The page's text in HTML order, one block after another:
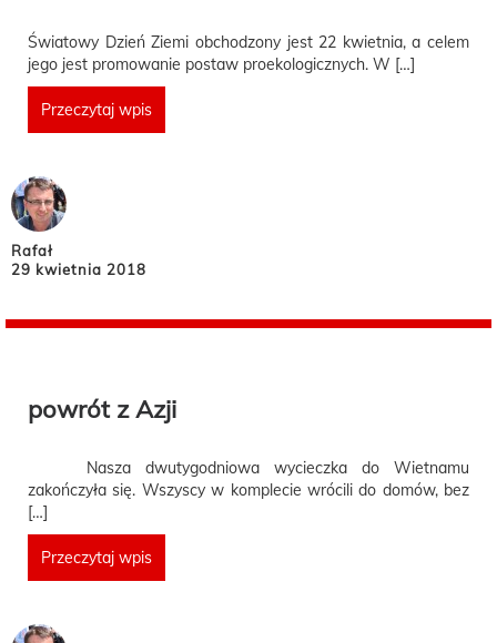
Światowy Dzień Ziemi obchodzony jest 22 kwietnia, a celem
jego jest promowanie postaw proekologicznych. W […]
Przeczytaj wpis
Rafał
29 kwietnia 2018
powrót z Azji
Nasza dwutygodniowa wycieczka do Wietnamu
zakończyła się. Wszyscy w komplecie wrócili do domów, bez
[…]
Przeczytaj wpis